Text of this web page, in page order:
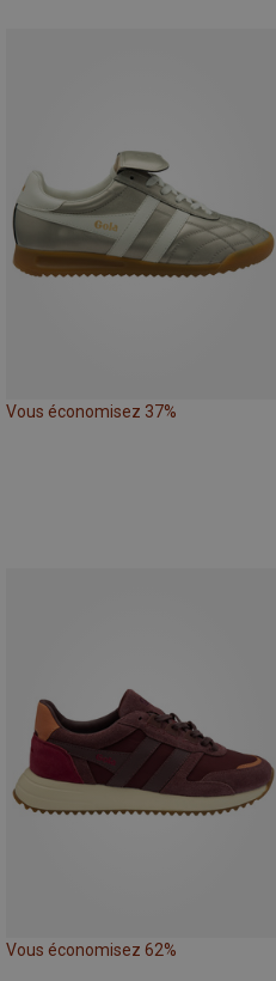
Vous économisez 37%
Vous économisez 62%